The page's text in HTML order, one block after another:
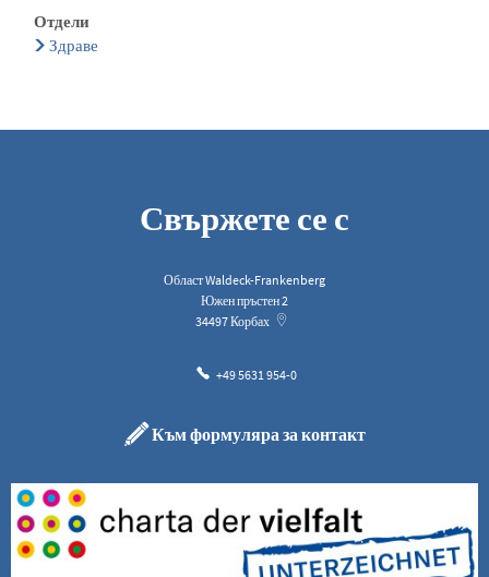
Отдели
Здраве
Свържете се с
Област Waldeck-Frankenberg
Южен пръстен 2
34497Корбах
+49 5631 954-0
Към формуляра за контакт